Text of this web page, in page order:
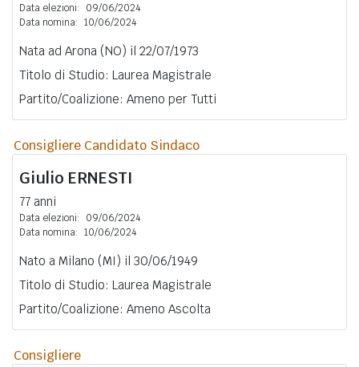
Data elezioni:
09/06/2024
Data nomina: 10/06/2024
Nata ad Arona (NO) il 22/07/1973
Titolo di Studio: Laurea Magistrale
Partito/Coalizione: Ameno per Tutti
Consigliere Candidato Sindaco
Giulio ERNESTI
77 anni
Data elezioni:
09/06/2024
Data nomina: 10/06/2024
Nato a Milano (MI) il 30/06/1949
Titolo di Studio: Laurea Magistrale
Partito/Coalizione: Ameno Ascolta
Consigliere